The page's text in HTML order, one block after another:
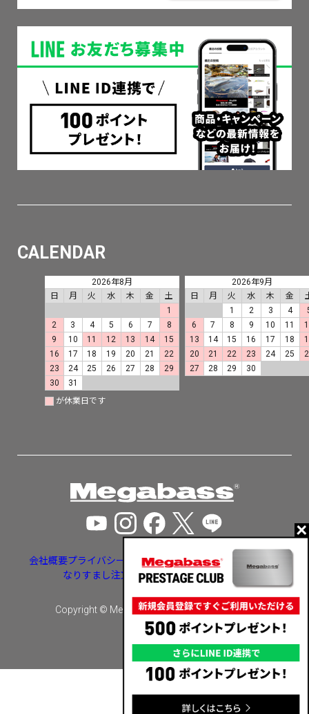
CALENDAR
2026年8月
日
月 火 水 木 金
土
1
2
3 4 5 6 7
8
9
10 11 12 13 14
15
16
17 18 19 20 21
22
23
24 25 26 27 28
29
30
31
2026年9月
日
月 火 水 木 金
1
2 3 4
6
7 8 9 10 11
13
14 15 16 17 18
20
21 22 23 24 25
27
28 29 30
が休業日です
会社概要プライバシーポリシー特定商取引法に基づく表示
なりすまし注文・いたずら注文等への対応
Copyright © Megabass inc. All rights reserved.